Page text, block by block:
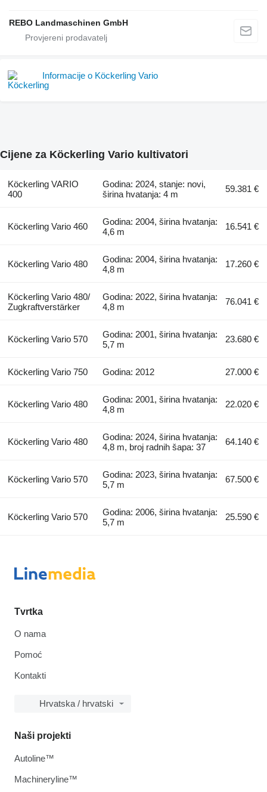
REBO Landmaschinen GmbH
Informacije o Köckerling Vario
Cijene za Köckerling Vario kultivatori
Köckerling VARIO
400
Godina: 2024, stanje: novi,
širina hvatanja: 4 m
59.381 €
Köckerling Vario 460
Godina: 2004, širina hvatanja:
4,6 m
16.541 €
Köckerling Vario 480
Godina: 2004, širina hvatanja:
4,8 m
17.260 €
Köckerling Vario 480/
Zugkraftverstärker
Godina: 2022, širina hvatanja:
4,8 m
76.041 €
Köckerling Vario 570
Godina: 2001, širina hvatanja:
5,7 m
23.680 €
Köckerling Vario 750 Godina: 2012 27.000 €
Köckerling Vario 480
Godina: 2001, širina hvatanja:
4,8 m
22.020 €
Köckerling Vario 480
Godina: 2024, širina hvatanja:
4,8 m, broj radnih šapa: 37
64.140 €
Köckerling Vario 570
Godina: 2023, širina hvatanja:
5,7 m
67.500 €
Köckerling Vario 570
Godina: 2006, širina hvatanja:
5,7 m
25.590 €
Tvrtka
O nama
Pomoć
Kontakti
Hrvatska / hrvatski
Naši projekti
Autoline™
Machineryline™